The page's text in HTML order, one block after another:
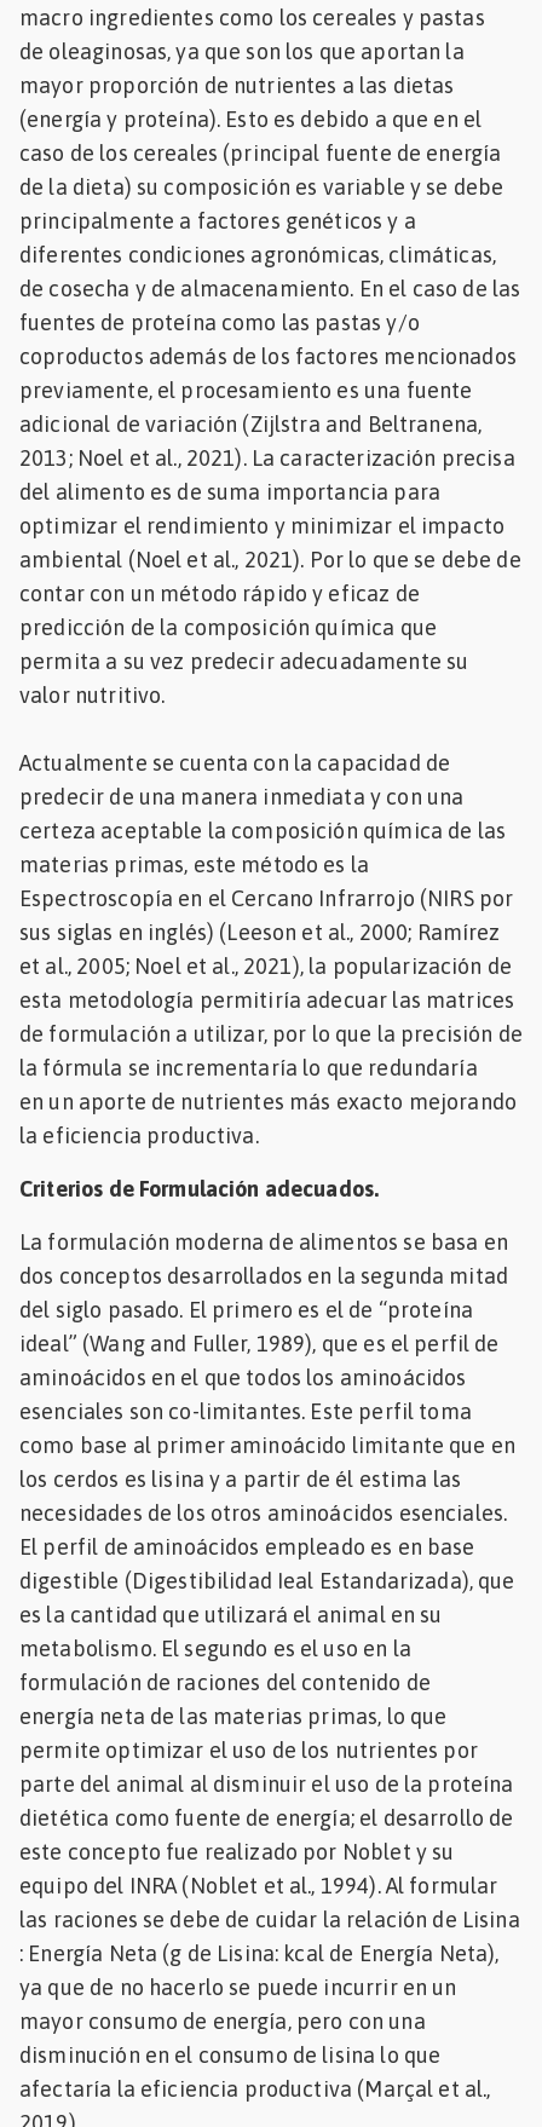
macro ingredientes como los cereales y pastas
de oleaginosas, ya que son los que aportan la
mayor proporción de nutrientes a las dietas
(energía y proteína). Esto es debido a que en el
caso de los cereales (principal fuente de energía
de la dieta) su composición es variable y se debe
principalmente a factores genéticos y a
diferentes condiciones agronómicas, climáticas,
de cosecha y de almacenamiento. En el caso de las
fuentes de proteína como las pastas y/o
coproductos además de los factores mencionados
previamente, el procesamiento es una fuente
adicional de variación (Zijlstra and Beltranena,
2013; Noel et al., 2021). La caracterización precisa
del alimento es de suma importancia para
optimizar el rendimiento y minimizar el impacto
ambiental (Noel et al., 2021). Por lo que se debe de
contar con un método rápido y eficaz de
predicción de la composición química que
permita a su vez predecir adecuadamente su
valor nutritivo.
Actualmente se cuenta con la capacidad de
predecir de una manera inmediata y con una
certeza aceptable la composición química de las
materias primas, este método es la
Espectroscopía en el Cercano Infrarrojo (NIRS por
sus siglas en inglés) (Leeson et al., 2000; Ramírez
et al., 2005; Noel et al., 2021), la popularización de
esta metodología permitiría adecuar las matrices
de formulación a utilizar, por lo que la precisión de
la fórmula se incrementaría lo que redundaría
en un aporte de nutrientes más exacto mejorando
la eficiencia productiva.
Criterios de Formulación adecuados.
La formulación moderna de alimentos se basa en
dos conceptos desarrollados en la segunda mitad
del siglo pasado. El primero es el de “proteína
ideal” (Wang and Fuller, 1989), que es el perfil de
aminoácidos en el que todos los aminoácidos
esenciales son co-limitantes. Este perfil toma
como base al primer aminoácido limitante que en
los cerdos es lisina y a partir de él estima las
necesidades de los otros aminoácidos esenciales.
El perfil de aminoácidos empleado es en base
digestible (Digestibilidad Ieal Estandarizada), que
es la cantidad que utilizará el animal en su
metabolismo. El segundo es el uso en la
formulación de raciones del contenido de
energía neta de las materias primas, lo que
permite optimizar el uso de los nutrientes por
parte del animal al disminuir el uso de la proteína
dietética como fuente de energía; el desarrollo de
este concepto fue realizado por Noblet y su
equipo del INRA (Noblet et al., 1994). Al formular
las raciones se debe de cuidar la relación de Lisina
: Energía Neta (g de Lisina: kcal de Energía Neta),
ya que de no hacerlo se puede incurrir en un
mayor consumo de energía, pero con una
disminución en el consumo de lisina lo que
afectaría la eficiencia productiva (Marçal et al.,